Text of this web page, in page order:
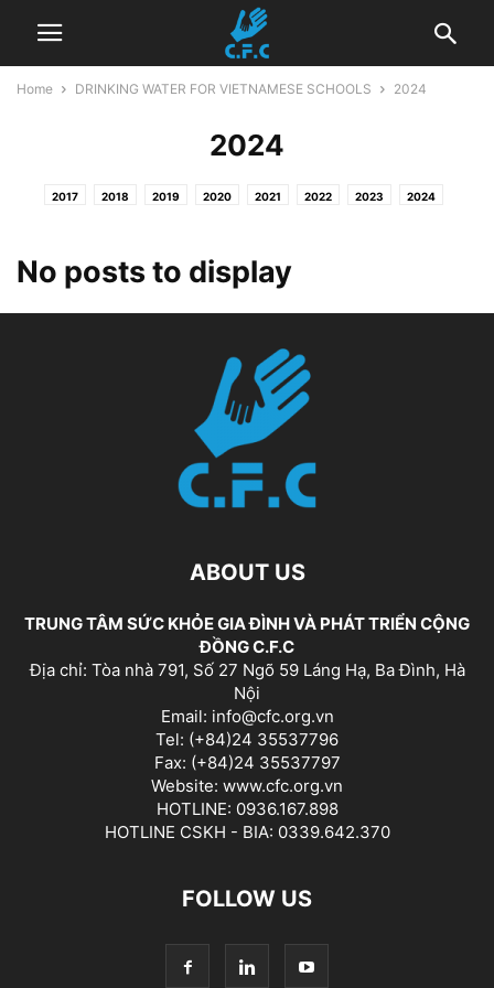
Home DRINKING WATER FOR VIETNAMESE SCHOOLS 2024
2024
2017 2018 2019 2020 2021 2022 2023 2024
No posts to display
ABOUT US
TRUNG TÂM SỨC KHỎE GIA ĐÌNH VÀ PHÁT TRIỂN CỘNG
ĐỒNG C.F.C
Địa chỉ: Tòa nhà 791, Số 27 Ngõ 59 Láng Hạ, Ba Đình, Hà
Nội
Email: info@cfc.org.vn
Tel: (+84)24 35537796
Fax: (+84)24 35537797
Website: www.cfc.org.vn
HOTLINE: 0936.167.898
HOTLINE CSKH - BIA: 0339.642.370
FOLLOW US